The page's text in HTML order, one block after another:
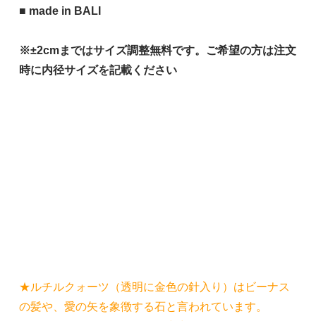
■ made in BALI
※±2cmまではサイズ調整無料です。ご希望の方は注文
時に内径サイズを記載ください
★ルチルクォーツ（透明に金色の針入り）はビーナス
の髪や、愛の矢を象徴する石と言われています。